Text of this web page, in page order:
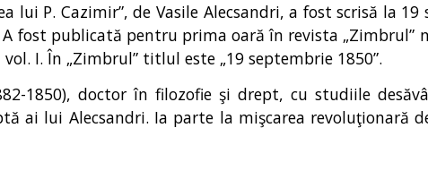
lui P. Cazimir”, de Vasile Alecsandri, a fost scrisă la
fost publicată pentru prima oară în revista „Zimbrul”
I. În „Zimbrul” titlul este „19 septembrie 1850”.
1850), doctor în filozofie şi drept, cu studiile
ai lui Alecsandri. Ia parte la mişcarea revoluţionară